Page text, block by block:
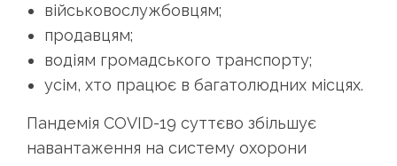
військовослужбовцям;
продавцям;
водіям громадського транспорту;
усім, хто працює в багатолюдних місцях.
Пандемія COVID-19 суттєво збільшує
навантаження на систему охорони